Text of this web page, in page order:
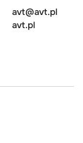
avt@avt.pl
avt.pl